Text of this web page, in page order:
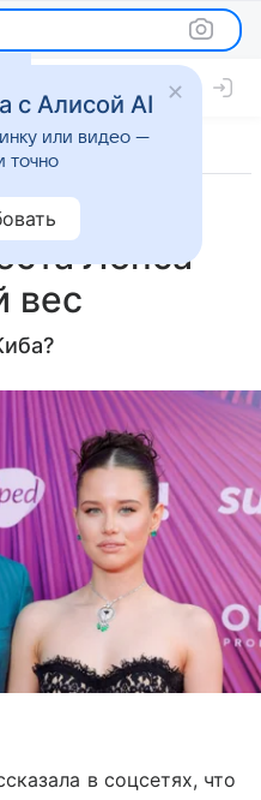
жизнь
Лепса
вес
в соцсетях, что
с Алисой AI
или видео —
точно